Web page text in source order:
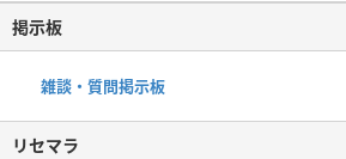
掲示板
雑談・質問掲示板
リセマラ